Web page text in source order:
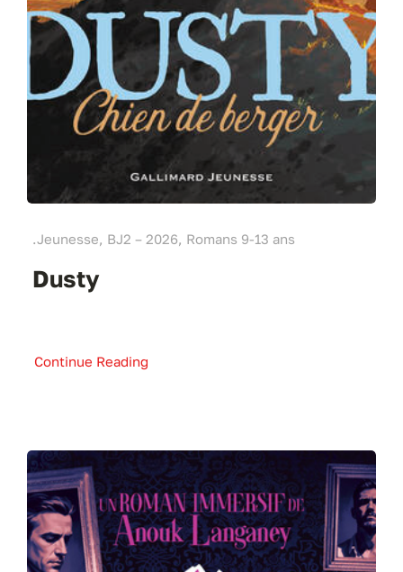
.Jeunesse, BJ2 – 2026, Romans 9-13 ans
Dusty
Continue Reading